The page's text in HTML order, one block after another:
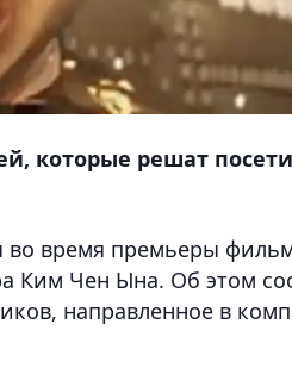
которые решат
во время премьеры
Ким Чен Ына. Об этом
направленное в